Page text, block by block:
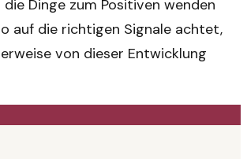
Dinge zum Positiven wenden
auf die richtigen Signale achtet,
von dieser Entwicklung